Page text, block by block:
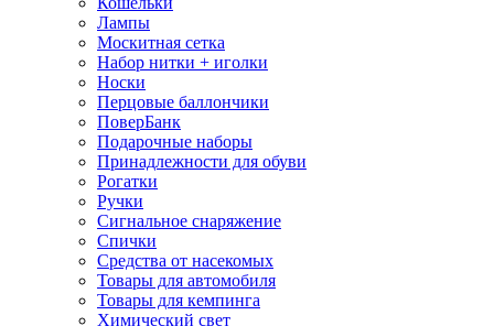
Лампы
Москитная сетка
Набор нитки + иголки
Носки
Перцовые баллончики
ПоверБанк
Подарочные наборы
Принадлежности для обуви
Рогатки
Ручки
Сигнальное снаряжение
Спички
Средства от насекомых
Товары для автомобиля
Товары для кемпинга
Химический свет